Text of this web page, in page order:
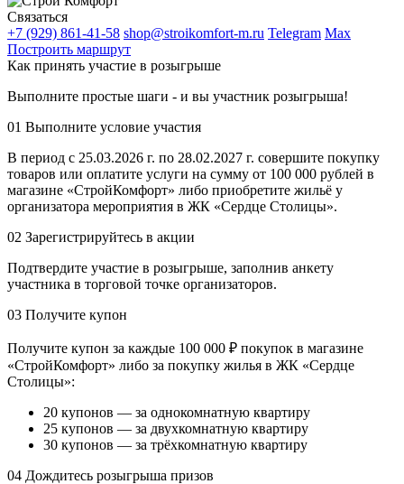
Связаться
+7 (929) 861-41-58 shop@stroikomfort-m.ru Telegram Max
Построить маршрут
Как принять участие в розыгрыше
Выполните простые шаги - и вы участник розыгрыша!
01 Выполните условие участия
В период с 25.03.2026 г. по 28.02.2027 г. совершите покупку
товаров или оплатите услуги на сумму от 100 000 рублей в
магазине «СтройКомфорт» либо приобретите жильё у
организатора мероприятия в ЖК «Сердце Столицы».
02 Зарегистрируйтесь в акции
Подтвердите участие в розыгрыше, заполнив анкету
участника в торговой точке организаторов.
03 Получите купон
Получите купон за каждые 100 000 ₽ покупок в магазине
«СтройКомфорт» либо за покупку жилья в ЖК «Сердце
Столицы»:
20 купонов — за однокомнатную квартиру
25 купонов — за двухкомнатную квартиру
30 купонов — за трёхкомнатную квартиру
04 Дождитесь розыгрыша призов